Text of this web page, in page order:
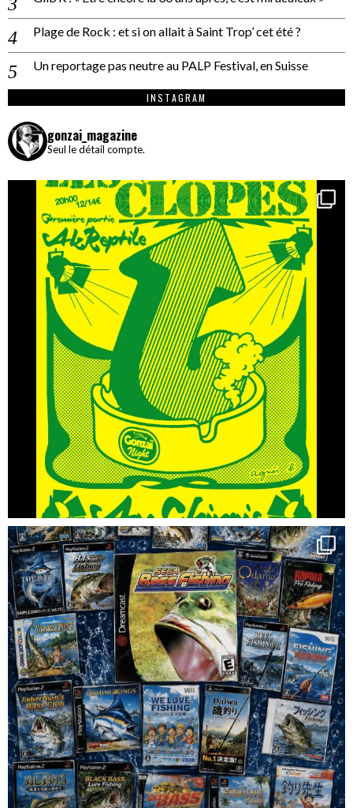
Plage de Rock : et si on allait à Saint Trop’ cet été ?
Un reportage pas neutre au PALP Festival, en Suisse
INSTAGRAM
gonzai_magazine
Seul le détail compte.